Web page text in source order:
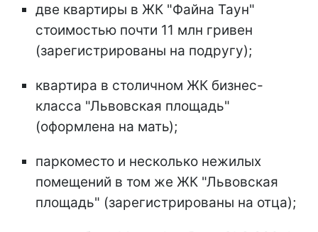
две квартиры в ЖК "Файна Таун"
стоимостью почти 11 млн гривен
(зарегистрированы на подругу);
квартира в столичном ЖК бизнес-
класса "Львовская площадь"
(оформлена на мать);
паркоместо и несколько нежилых
помещений в том же ЖК "Львовская
площадь" (зарегистрированы на отца);